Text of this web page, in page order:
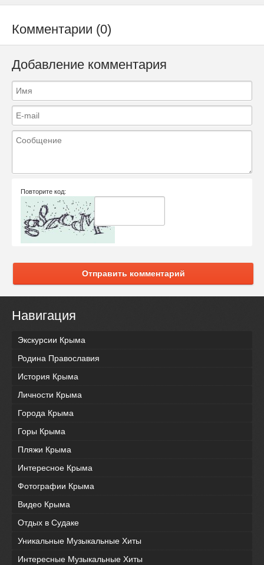
Комментарии (0)
Добавление комментария
Повторите код:
Отправить комментарий
Навигация
Экскурсии Крыма
Родина Православия
История Крыма
Личности Крыма
Города Крыма
Горы Крыма
Пляжи Крыма
Интересное Крыма
Фотографии Крыма
Видео Крыма
Отдых в Судаке
Уникальные Музыкальные Хиты
Интересные Музыкальные Хиты